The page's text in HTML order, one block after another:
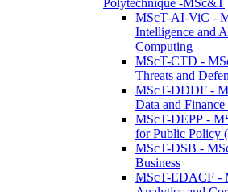
Polytechnique -MSc&T
MScT-AI-ViC -
Intelligence and
Computing
MScT-CTD -
Threats and
MScT-DDDF -
Data and
MScT-DEPP -
for Public Policy
MScT-DSB -
Business
MScT-EDACF -